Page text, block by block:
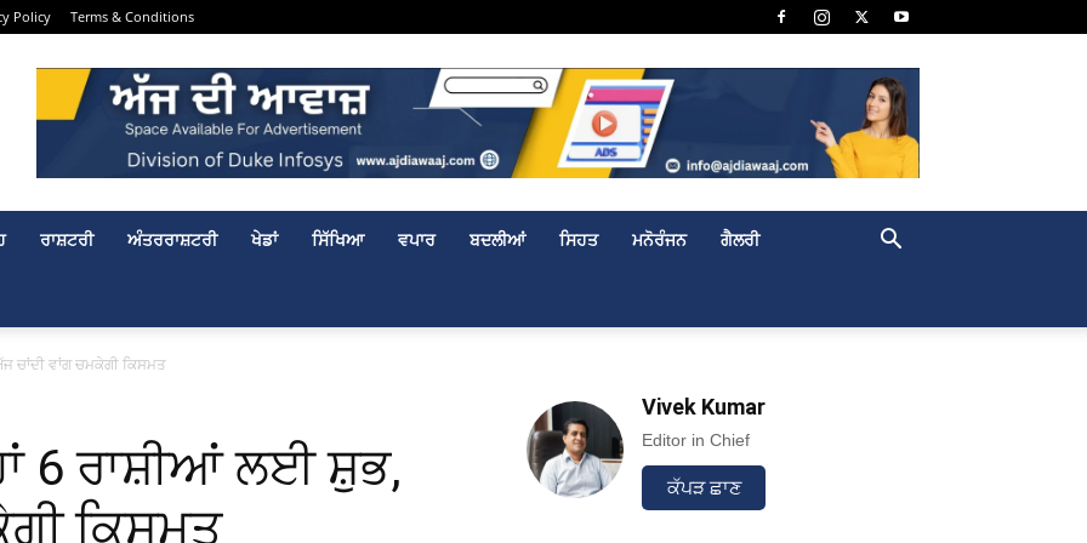
Policy Terms & Conditions
ਰਾਸ਼ਟਰੀ ਅੰਤਰਰਾਸ਼ਟਰੀ ਖੇਡਾਂ ਸਿੱਖਿਆ ਵਪਾਰ ਬਦਲੀਆਂ ਸਿਹਤ ਮਨੋਰੰਜਨ ਗੈਲਰੀ
ਚਾਂਦੀ ਵਾਂਗ ਚਮਕੇਗੀ ਕਿਸਮਤ
6 ਰਾਸ਼ੀਆਂ ਲਈ ਸ਼ੁਭ,
ਕਿਸਮਤ
Vivek Kumar
Editor in Chief
ਕੱਪੜ ਛਾਣ